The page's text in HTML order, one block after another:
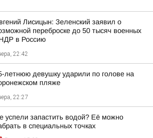
Лисицын: Зеленский заявил о
переброске до 50 тысяч военных
в Россию
22:42
летнюю девушку ударили по голове на
пляже
22:27
успели запастить водой? Её можно
в специальных точках